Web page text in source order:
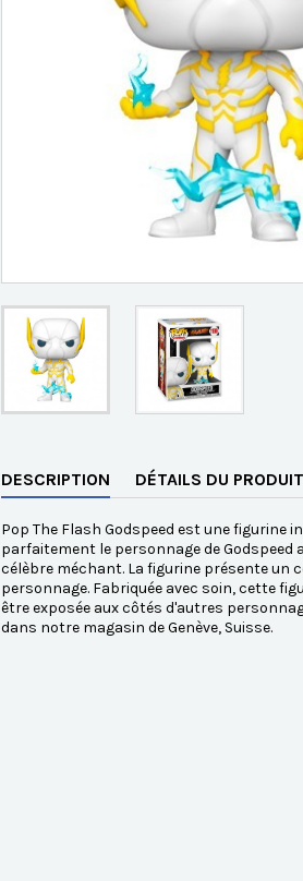
DESCRIPTION DÉTAILS DU PRODUIT
Pop The Flash Godspeed est une figurine
parfaitement le personnage de Godspeed
célèbre méchant. La figurine présente un
personnage. Fabriquée avec soin, cette
être exposée aux côtés d'autres
dans notre magasin de Genève, Suisse.